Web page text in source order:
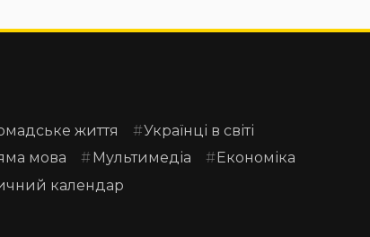
життя
Українці в світі
мова Мультимедіа
Економіка
календар